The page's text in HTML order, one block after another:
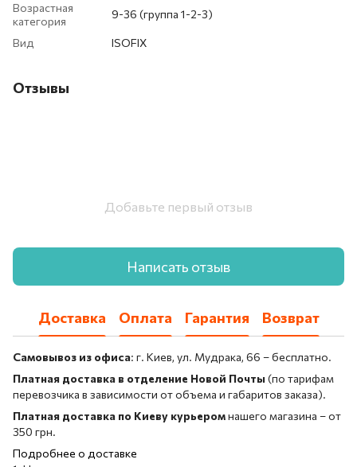
Возрастная
категория
9-36 (группа 1-2-3)
Вид ISOFIX
Отзывы
Добавьте первый отзыв
Написать отзыв
Доставка Оплата Гарантия Возврат
Самовывоз из офиса: г. Киев, ул. Мудрака, 66 – бесплатно.
Платная доставка в отделение Новой Почты(по тарифам
перевозчика в зависимости от объема и габаритов заказа).
Платная доставка по Киеву курьеромнашего магазина – от
350 грн.
Подробнее о доставке